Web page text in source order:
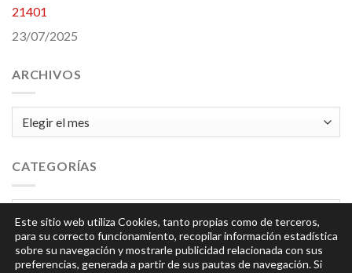
21401
23/07/2025
ARCHIVOS
Archivos
CATEGORÍAS
Categorías
Este sitio web utiliza Cookies, tanto propias como de terceros,
para su correcto funcionamiento, recopilar información estadística
sobre su navegación y mostrarle publicidad relacionada con sus
preferencias, generada a partir de sus pautas de navegación. Si